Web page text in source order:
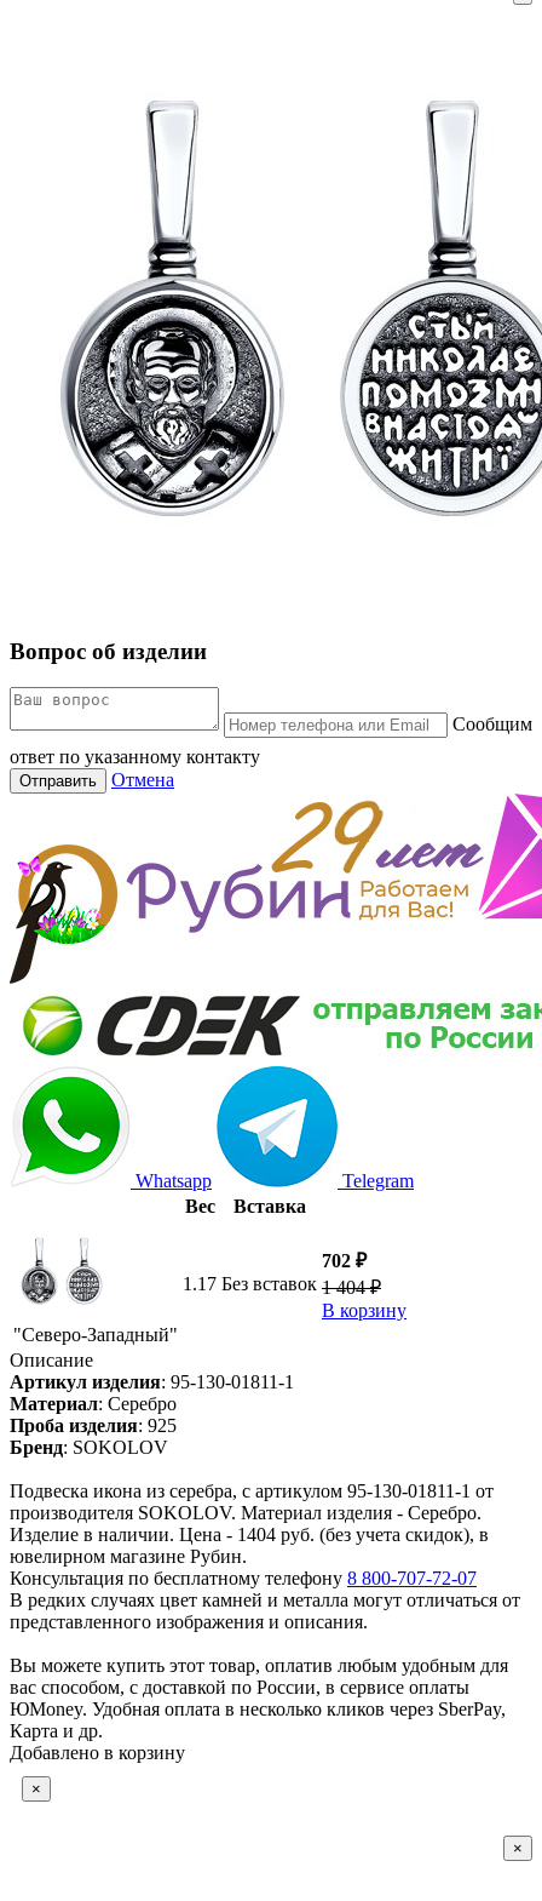
Вопрос об изделии
Сообщим
ответ по указанному контакту
Отправить Отмена
Whatsapp
Telegram
Вес
Вставка
"Северо-Западный"
1.17 Без вставок
702 ₽
1 404 ₽
В корзину
Описание
Артикул изделия: 95-130-01811-1
Материал: Серебро
Проба изделия: 925
Бренд: SOKOLOV
Подвеска икона из серебра, с артикулом 95-130-01811-1 от
производителя SOKOLOV. Материал изделия - Серебро.
Изделие в наличии. Цена - 1404 руб. (без учета скидок), в
ювелирном магазине Рубин.
Консультация по бесплатному телефону 8 800-707-72-07
В редких случаях цвет камней и металла могут отличаться от
представленного изображения и описания.
Вы можете купить этот товар, оплатив любым удобным для
вас способом, с доставкой по России, в сервисе оплаты
ЮMoney. Удобная оплата в несколько кликов через SberPay,
Карта и др.
Добавлено в корзину
×
×